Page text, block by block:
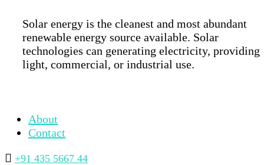
Solar energy is the cleanest and most abundant
renewable energy source available. Solar
technologies can generating electricity, providing
light, commercial, or industrial use.
About
Contact
+91 435 5667 44